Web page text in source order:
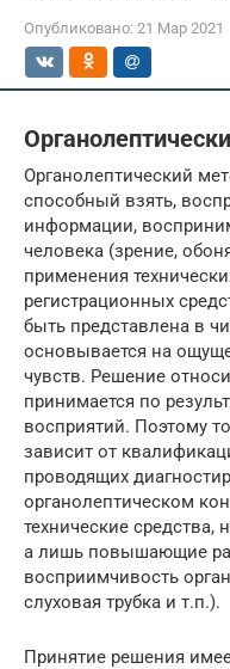
Опубликовано: 21 Мар 2021
Органолептический
способный взять,
информации,
человека (зрение,
применения
регистрационных
быть представлена в
основывается на
чувств. Решение
принимается по
восприятий. Поэтому
зависит от
проводящих
органолептическом
технические
а лишь повышающие
восприимчивость
слуховая трубка и т.п.).
Принятие решения